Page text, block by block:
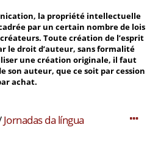
la propriété intellectuelle
par un certain nombre de lois
Toute création de l’esprit
le droit d’auteur, sans formalité
une création originale, il faut
son auteur, que ce soit par cession
achat.
Jornadas da língua